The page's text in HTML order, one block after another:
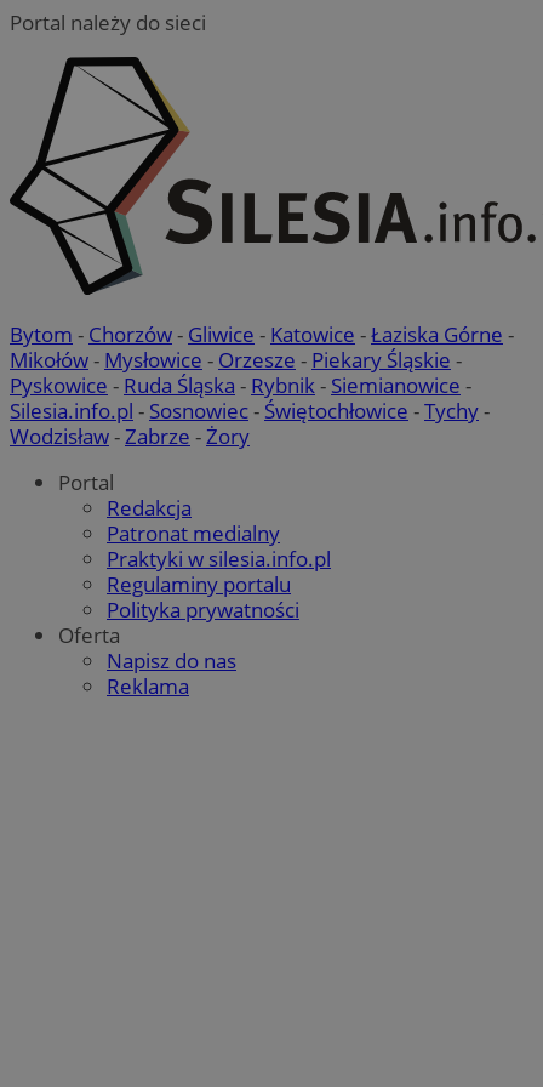
Portal należy do sieci
Bytom - Chorzów- Gliwice - Katowice -Łaziska Górne -
Mikołów- Mysłowice - Orzesze - Piekary Śląskie -
Pyskowice - Ruda Śląska - Rybnik - Siemianowice -
Silesia.info.pl - Sosnowiec- Świętochłowice -Tychy-
Wodzisław- Zabrze - Żory
Portal
Redakcja
Patronat medialny
Praktyki w silesia.info.pl
Regulaminy portalu
Polityka prywatności
Oferta
Napisz do nas
Reklama
MvSessID
VISITOR_PRIVACY_METADATA
YouTube
.youtube.com
5 miesięcy 4
tygodnie